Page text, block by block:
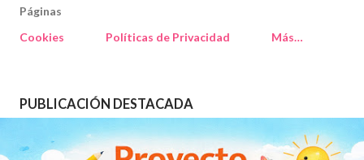
Páginas
Cookies
Políticas de Privacidad Más…
PUBLICACIÓN DESTACADA